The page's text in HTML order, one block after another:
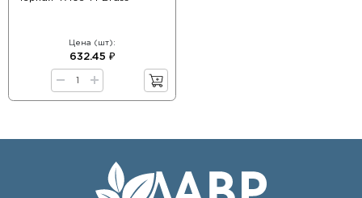
Цена (шт):
632.45 ₽